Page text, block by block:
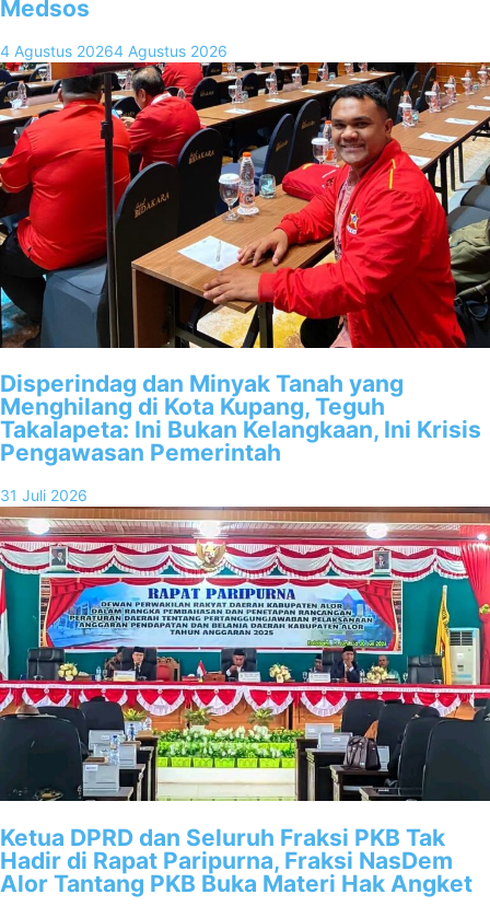
Medsos
4 Agustus 20264 Agustus 2026
Disperindag dan Minyak Tanah yang
Menghilang di Kota Kupang, Teguh
Takalapeta: Ini Bukan Kelangkaan, Ini Krisis
Pengawasan Pemerintah
31 Juli 2026
Ketua DPRD dan Seluruh Fraksi PKB Tak
Hadir di Rapat Paripurna, Fraksi NasDem
Alor Tantang PKB Buka Materi Hak Angket